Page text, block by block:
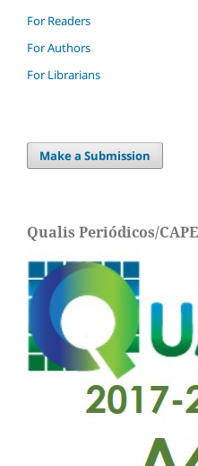
For Readers
For Authors
For Librarians
Make a Submission
Qualis Periódicos/